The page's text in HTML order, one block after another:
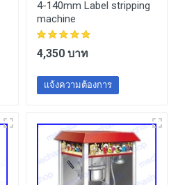
4-140mm Label stripping
machine
4,350 บาท
แจ้งความต้องการ